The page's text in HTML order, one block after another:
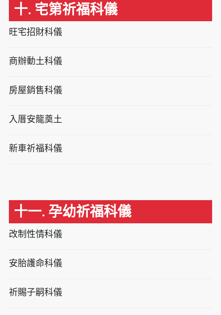
十. 宅第祈福科儀
旺宅招財科儀
商辦動土科儀
房屋銷售科儀
入厝安龍奠土
新車祈福科儀
十一. 孕幼祈福科儀
改制性情科儀
安胎護命科儀
祈賜子嗣科儀